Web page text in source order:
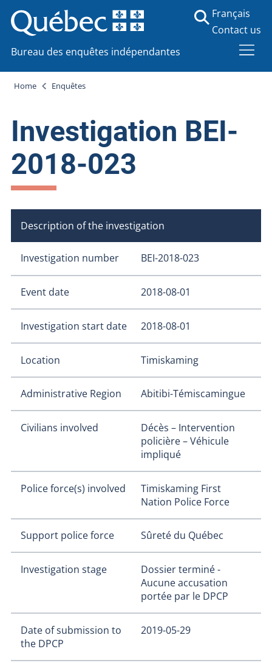
Bureau des enquêtes indépendantes
Français
Contact us
Home Enquêtes
Investigation BEI-
2018-023
Description of the investigation
Investigation number BEI-2018-023
Event date 2018-08-01
Investigation start date 2018-08-01
Location Timiskaming
Administrative Region Abitibi-Témiscamingue
Civilians involved
Décès – Intervention
policière – Véhicule
impliqué
Police force(s) involved
Timiskaming First
Nation Police Force
Support police force Sûreté du Québec
Investigation stage
Dossier terminé -
Aucune accusation
portée par le DPCP
Date of submission to
the DPCP
2019-05-29